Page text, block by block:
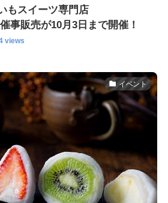
もスイーツ専門店
事販売が10月3日まで開催！
views
イベント